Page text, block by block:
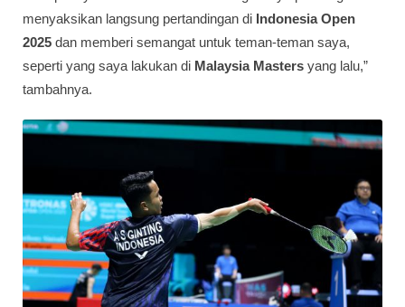
menyaksikan langsung pertandingan di Indonesia Open
2025 dan memberi semangat untuk teman-teman saya,
seperti yang saya lakukan di Malaysia Masters yang lalu,”
tambahnya.